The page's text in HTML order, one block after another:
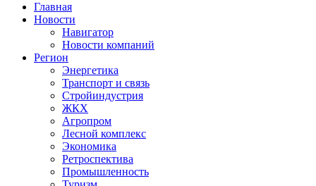
Главная
Новости
Навигатор
Новости компаний
Регион
Энергетика
Транспорт и связь
Стройиндустрия
ЖКХ
Агропром
Лесной комплекс
Экономика
Ретроспектива
Промышленность